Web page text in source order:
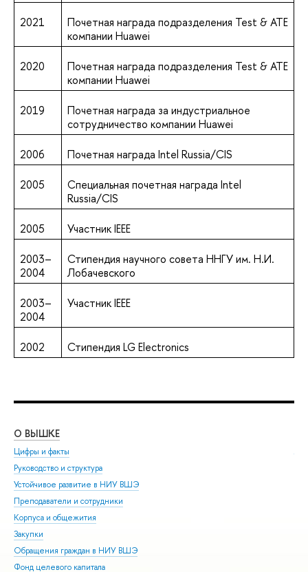
2021
Почетная награда подразделения Test & ATE
компании Huawei
2020
Почетная награда подразделения Test & ATE
компании Huawei
2019
Почетная награда за индустриальное
сотрудничество компании Huawei
2006
Почетная награда Intel Russia/CIS
2005
Специальная почетная награда Intel
Russia/CIS
2005
Участник IEEE
2003–
2004
Стипендия научного совета ННГУ им. Н.И.
Лобачевского
2003–
2004
Участник IEEE
2002 Стипендия LG Electronics
О ВЫШКЕ
Цифры и факты
Руководство и структура
Устойчивое развитие в НИУ ВШЭ
Преподаватели и сотрудники
Корпуса и общежития
Закупки
Обращения граждан в НИУ ВШЭ
Фонд целевого капитала